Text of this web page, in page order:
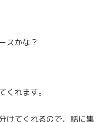
スかな？
くれます。
けてくれるので、話に集